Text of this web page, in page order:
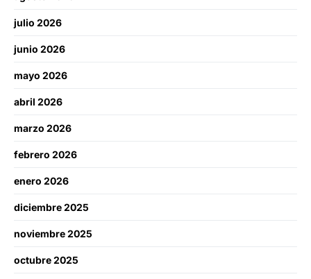
julio 2026
junio 2026
mayo 2026
abril 2026
marzo 2026
febrero 2026
enero 2026
diciembre 2025
noviembre 2025
octubre 2025